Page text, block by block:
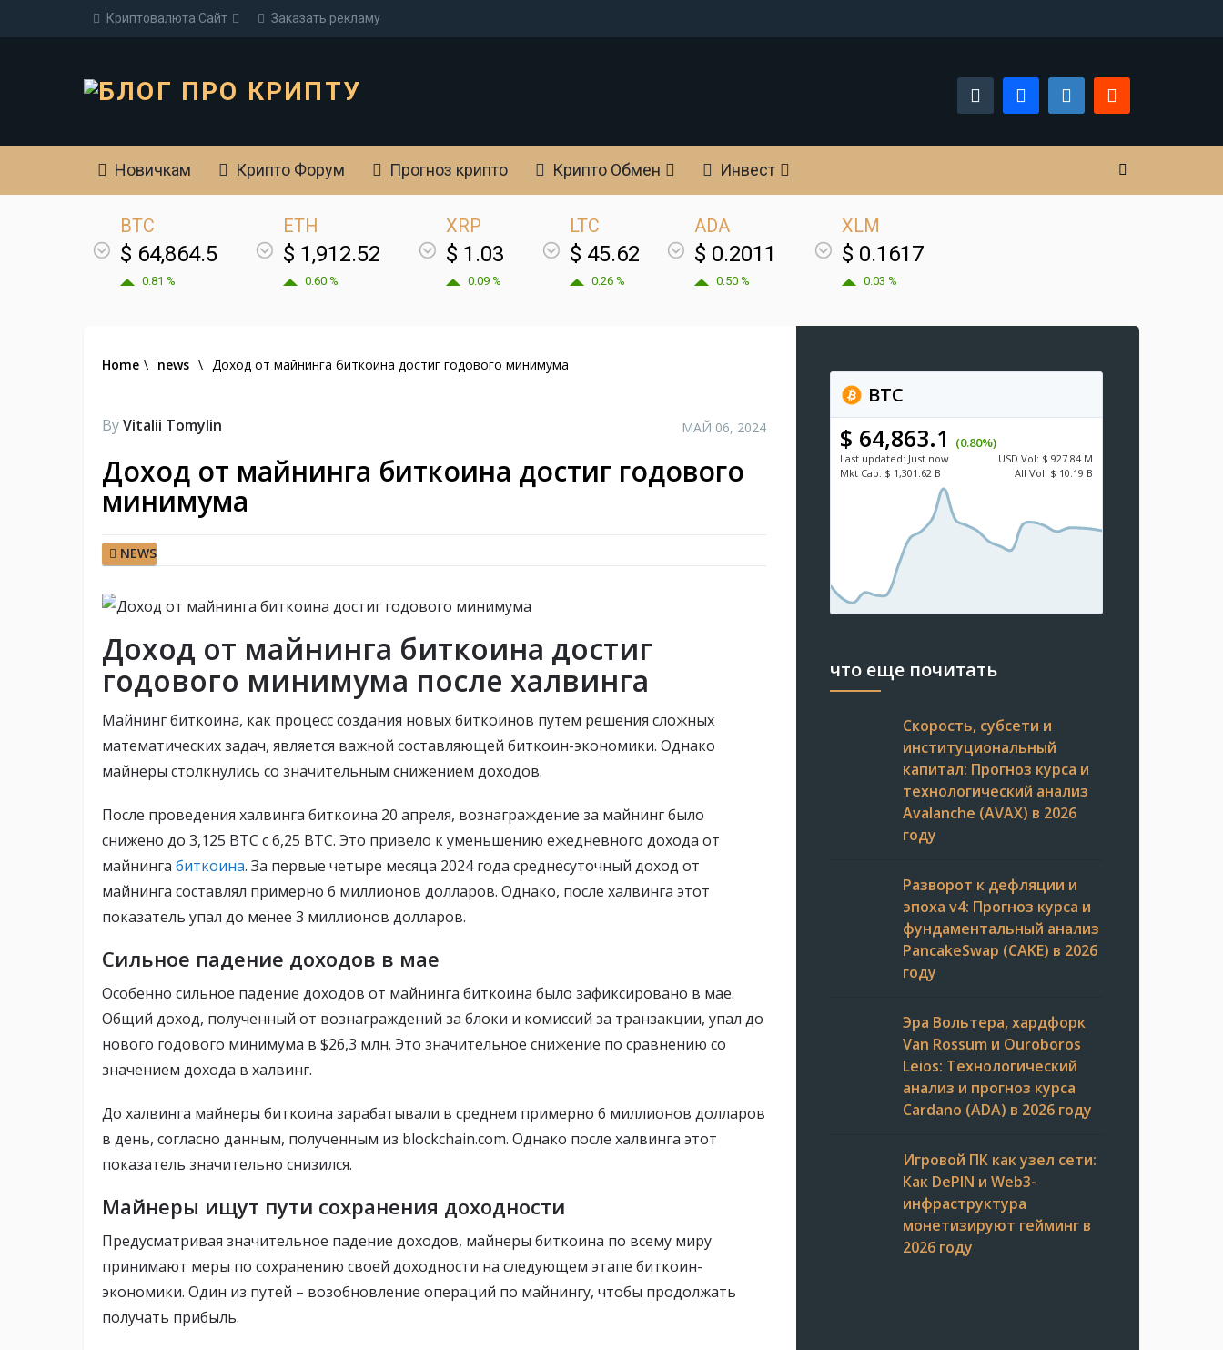
Криптовалюта Cайт Заказать рекламу
Новичкам Крипто Форум Прогноз крипто Крипто Обмен Инвест
BTC
$ 64,864.5
0.81 %
ETH
$ 1,912.52
0.60 %
XRP
$ 1.03
0.09 %
LTC
$ 45.62
0.26 %
ADA
$ 0.2011
0.50 %
XLM
$ 0.1617
0.03 %
Home \ news \ Доход от майнинга биткоина достиг годового минимума
ByVitalii Tomylin МАЙ 06, 2024
Доход от майнинга биткоина достиг годового
минимума
NEWS
Доход от майнинга биткоина достиг
годового минимума после халвинга
Майнинг биткоина, как процесс создания новых биткоинов путем решения сложных
математических задач, является важной составляющей биткоин-экономики. Однако
майнеры столкнулись со значительным снижением доходов.
После проведения халвинга биткоина 20 апреля, вознаграждение за майнинг было
снижено до 3,125 BTC с 6,25 BTC. Это привело к уменьшению ежедневного дохода от
майнинга биткоина. За первые четыре месяца 2024 года среднесуточный доход от
майнинга составлял примерно 6 миллионов долларов. Однако, после халвинга этот
показатель упал до менее 3 миллионов долларов.
Сильное падение доходов в мае
Особенно сильное падение доходов от майнинга биткоина было зафиксировано в мае.
Общий доход, полученный от вознаграждений за блоки и комиссий за транзакции, упал до
нового годового минимума в $26,3 млн. Это значительное снижение по сравнению со
значением дохода в халвинг.
До халвинга майнеры биткоина зарабатывали в среднем примерно 6 миллионов долларов
в день, согласно данным, полученным из blockchain.com. Однако после халвинга этот
показатель значительно снизился.
Майнеры ищут пути сохранения доходности
Предусматривая значительное падение доходов, майнеры биткоина по всему миру
принимают меры по сохранению своей доходности на следующем этапе биткоин-
экономики. Один из путей – возобновление операций по майнингу, чтобы продолжать
получать прибыль.
BTC
$ 64,863.1 (0.80%)
Last updated: Just now USD Vol: $ 927.84 M
Mkt Cap: $ 1,301.62 B All Vol: $ 10.19 B
что еще почитать
Скорость, субсети и
институциональный
капитал: Прогноз курса и
технологический анализ
Avalanche (AVAX) в 2026
году
Разворот к дефляции и
эпоха v4: Прогноз курса и
фундаментальный анализ
PancakeSwap (CAKE) в 2026
году
Эра Вольтера, хардфорк
Van Rossum и Ouroboros
Leios: Технологический
анализ и прогноз курса
Cardano (ADA) в 2026 году
Игровой ПК как узел сети:
Как DePIN и Web3-
инфраструктура
монетизируют гейминг в
2026 году